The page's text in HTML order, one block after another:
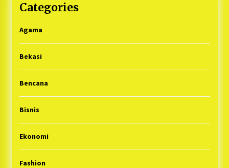
Categories
Agama
Bekasi
Bencana
Bisnis
Ekonomi
Fashion